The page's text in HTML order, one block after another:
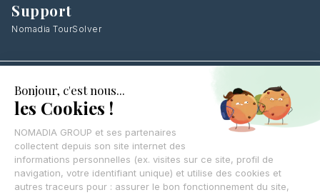
Support
Nomadia TourSolver
Laissez vos coordonnées on vous rappelle
© Nomadia 2025